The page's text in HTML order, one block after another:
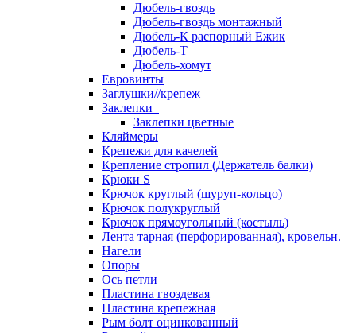
Дюбель-гвоздь
Дюбель-гвоздь монтажный
Дюбель-К распорный Ежик
Дюбель-Т
Дюбель-хомут
Евровинты
Заглушки//крепеж
Заклепки
Заклепки цветные
Кляймеры
Крепежи для качелей
Крепление стропил (Держатель балки)
Крюки S
Крючок круглый (шуруп-кольцо)
Крючок полукруглый
Крючок прямоугольный (костыль)
Лента тарная (перфорированная), кровельн.
Нагели
Опоры
Ось петли
Пластина гвоздевая
Пластина крепежная
Рым болт оцинкованный